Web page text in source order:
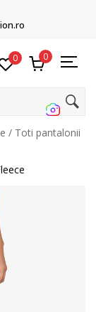
0 0
Toti pantalonii